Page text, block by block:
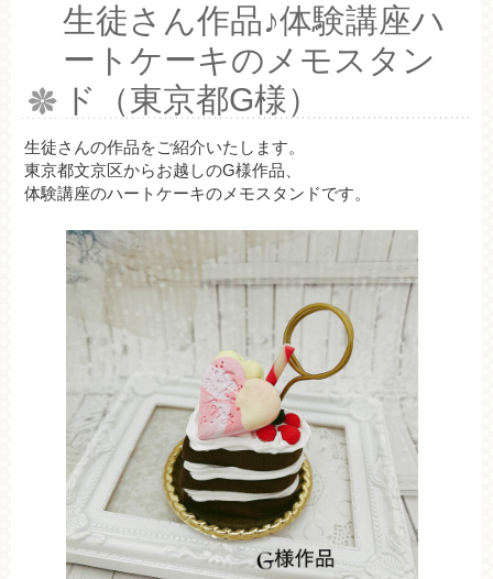
生徒さん作品♪体験講座ハ
ートケーキのメモスタン
ド（東京都G様）
生徒さんの作品をご紹介いたします。
東京都文京区からお越しのG様作品、
体験講座のハートケーキのメモスタンドです。